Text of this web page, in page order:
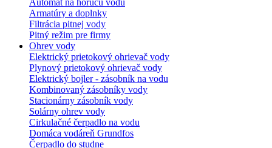
Automat na horúcu vodu
Armatúry a doplnky
Filtrácia pitnej vody
Pitný režim pre firmy
Ohrev vody
Elektrický prietokový ohrievač vody
Plynový prietokový ohrievač vody
Elektrický bojler - zásobník na vodu
Kombinovaný zásobníky vody
Stacionárny zásobník vody
Solárny ohrev vody
Cirkulačné čerpadlo na vodu
Domáca vodáreň Grundfos
Čerpadlo do studne